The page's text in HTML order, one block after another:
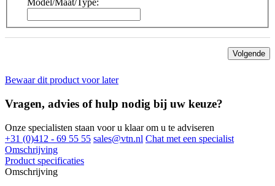
Model/Maat/Type:
Volgende
Bewaar dit product voor later
Vragen, advies of hulp nodig bij uw keuze?
Onze specialisten staan voor u klaar om u te adviseren
+31 (0)412 - 69 55 55 sales@vtn.nl Chat met een specialist
Omschrijving
Product specificaties
Omschrijving